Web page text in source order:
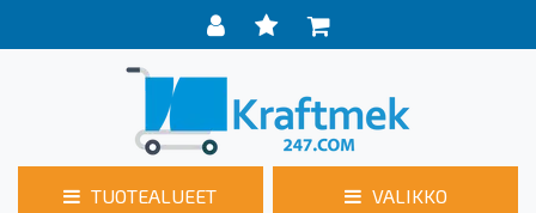
TUOTEALUEET VALIKKO